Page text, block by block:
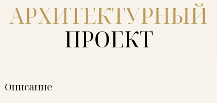
АРХИТЕКТУРНЫЙ
ПРОЕКТ
Описание